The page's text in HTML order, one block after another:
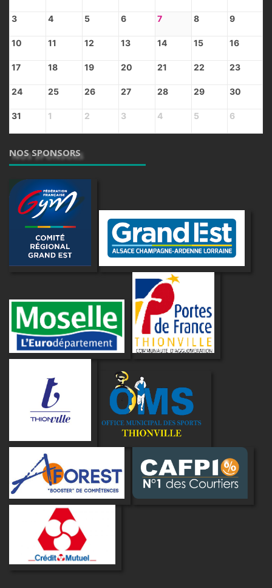
3 4 5 6 7 8 9
10 11 12 13 14 15 16
17 18 19 20 21 22 23
24 25 26 27 28 29 30
31 1 2 3 4 5 6
NOS SPONSORS